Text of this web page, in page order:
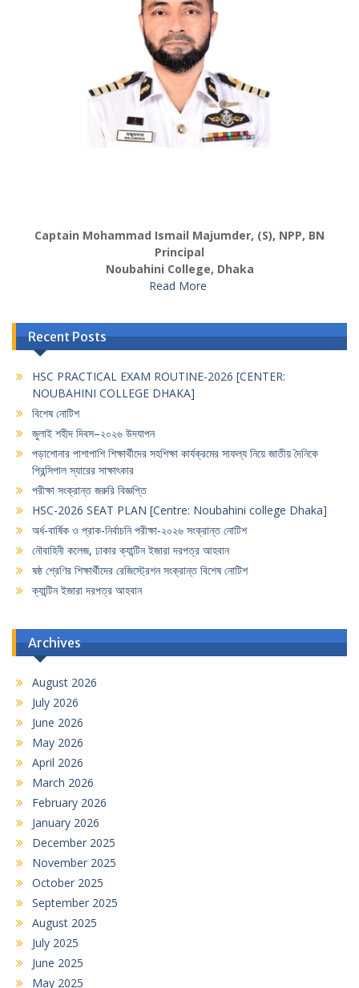
Captain Mohammad Ismail Majumder, (S), NPP, BN
Principal
Noubahini College, Dhaka
Read More
Recent Posts
HSC PRACTICAL EXAM ROUTINE-2026 [CENTER:
NOUBAHINI COLLEGE DHAKA]
বিশেষ নোটিশ
জুলাই শহীদ দিবস–২০২৬ উদযাপন
পড়াশোনার পাশাপাশি শিক্ষার্থীদের সহশিক্ষা কার্যক্রমের সাফল্য নিয়ে জাতীয় দৈনিকে
প্রিন্সিপাল স্যারের সাক্ষাৎকার
পরীক্ষা সংক্রান্ত জরুরি বিজ্ঞপ্তি
HSC-2026 SEAT PLAN [Centre: Noubahini college Dhaka]
অর্ধ-বার্ষিক ও প্রাক-নির্বাচনি পরীক্ষা-২০২৬ সংক্রান্ত নোটিশ
নৌবাহিনী কলেজ, ঢাকার ক্যান্টিন ইজারা দরপত্র আহবান
ষষ্ঠ শ্রেণির শিক্ষার্থীদের রেজিস্ট্রেশন সংক্রান্ত বিশেষ নোটিশ
ক্যান্টিন ইজারা দরপত্র আহবান
Archives
August 2026
July 2026
June 2026
May 2026
April 2026
March 2026
February 2026
January 2026
December 2025
November 2025
October 2025
September 2025
August 2025
July 2025
June 2025
May 2025